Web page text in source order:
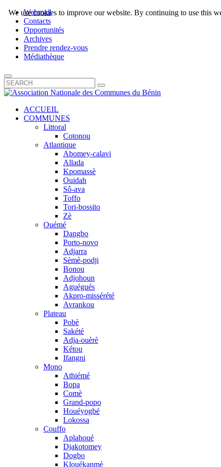
Webmail
Contacts
Opportunités
Archives
Prendre rendez-vous
Médiathèque
ACCUEIL
COMMUNES
Littoral
Cotonou
Atlantique
Abomey-calavi
Allada
Kpomassè
Ouidah
Sô-ava
Toffo
Tori-bossito
Zè
Ouémé
Dangbo
Porto-novo
Adjarra
Sèmè-podji
Bonou
Adjohoun
Aguégués
Akpro-missérété
Avrankou
Plateau
Pobè
Sakété
Adja-ouèrè
Kétou
Ifangni
Mono
Athiémé
Bopa
Comè
Grand-popo
Houéyogbé
Lokossa
Couffo
Aplahoué
Djakotomey
Dogbo
Klouékanmè
We use cookies to improve our website. By continuing to use this